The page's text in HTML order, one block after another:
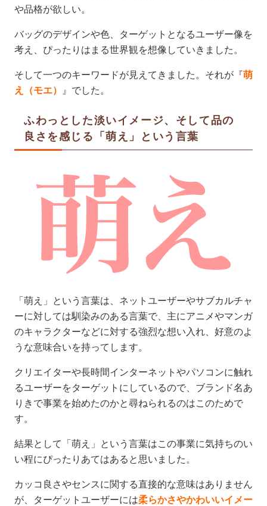
や品格が欲しい。
バッグのデザインや色、ターゲットとなるユーザー像を
考え、ぴったりはまる世界観を想像していきました。
そして一つのキーワードが見えてきました。それが『萌
え（モエ）
』でした。
ふわっとした淡いイメージ、そして品の
良さを感じる「萌え」という言葉
「萌え」という言葉は、ネットユーザーやサブカルチャ
ーに対しては馴染みのある言葉で、主にアニメやマンガ
のキャラクターなどに対する強烈な想い入れ、好意のよ
うな意味合いを持ってします。
クリエイターや長時間インターネットやパソコンに触れ
るユーザーをターゲットにしているので、ブランド名あ
りきで事業を始めたのかと尋ねられるのはこのためで
す。
結果として「萌え」という言葉はこの事業に気持ちのい
い程にぴったりあてはあると思いました。
カッコ良さやセンスに関する直接的な意味はありません
が、ターゲットユーザーには柔らかさやかわいいイメー